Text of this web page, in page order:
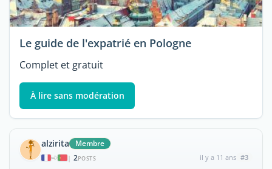
Le guide de l'expatrié en Pologne
Complet et gratuit
À lire sans modération
alzirita Membre
| 2POSTS il y a 11 ans #3